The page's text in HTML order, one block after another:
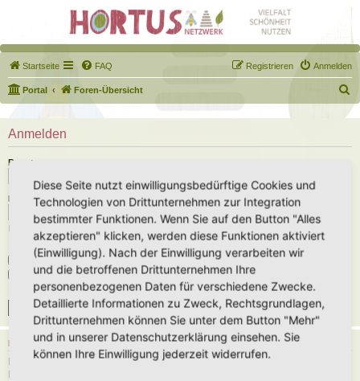
Startseite FAQ Anmelden
Registrieren
Portal Foren-Übersicht
u
h
Anmelden
Benutzername:
Passwort:
Ich habe mein Passwort vergessen
Angemeldet bleiben
Meinen Online-Status während dieser Sitzung verbergen
REGISTRIEREN
Du musst in diesem Forum registriert sein, um dich anmelden zu können. Die
Diese Seite nutzt einwilligungsbedürftige Cookies und
Technologien von Drittunternehmen zur Integration
bestimmter Funktionen. Wenn Sie auf den Button "Alles
akzeptieren" klicken, werden diese Funktionen aktiviert
(Einwilligung). Nach der Einwilligung verarbeiten wir
und die betroffenen Drittunternehmen Ihre
personenbezogenen Daten für verschiedene Zwecke.
Detaillierte Informationen zu Zweck, Rechtsgrundlagen,
Drittunternehmen können Sie unter dem Button "Mehr"
und in unserer Datenschutzerklärung einsehen. Sie
können Ihre Einwilligung jederzeit widerrufen.